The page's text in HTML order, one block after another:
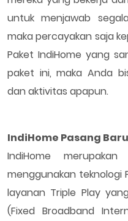
untuk menjawab
maka percayakan saja
Paket IndiHome yang
paket ini, maka Anda
dan aktivitas apapun.
IndiHome Pasang Baru
IndiHome
menggunakan teknologi
layanan Triple Play
(Fixed Broadband